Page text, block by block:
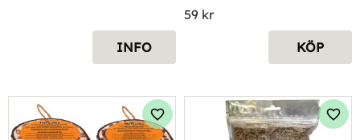
INFO
59 kr
KÖP
Lägg till i favoriter